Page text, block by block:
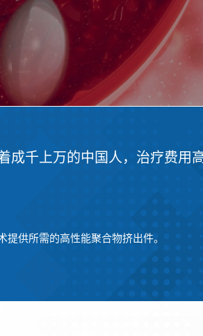
成千上万的中国人，治疗费用
供所需的高性能聚合物挤出件。